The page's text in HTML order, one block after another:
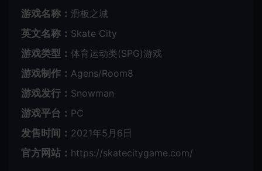
游戏名称： 滑板之城
英文名称： Skate City
游戏类型： 体育运动类(SPG)游戏
游戏制作： Agens/Room8
游戏发行： Snowman
游戏平台： PC
发售时间： 2021年5月6日
官方网站： https://skatecitygame.com/